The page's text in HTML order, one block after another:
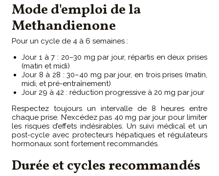
Mode d'emploi de la
Methandienone
Pour un cycle de 4 à 6 semaines :
Jour 1 à 7 : 20–30 mg par jour, répartis en deux prises
(matin et midi)
Jour 8 à 28 : 30–40 mg par jour, en trois prises (matin,
midi, et pré-entraînement)
Jour 29 à 42 : réduction progressive à 20 mg par jour
Respectez toujours un intervalle de 8 heures entre
chaque prise. N’excédez pas 40 mg par jour pour limiter
les risques d’effets indésirables. Un suivi médical et un
post-cycle avec protecteurs hépatiques et régulateurs
hormonaux sont fortement recommandés.
Durée et cycles recommandés